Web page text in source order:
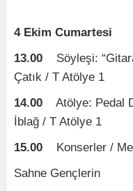
4 Ekim Cumartesi
13.00 Söyleşi:
Çatık / T Atölye 1
14.00 Atölye: Pedal
İblağ / T Atölye 1
15.00 Konserler /
Sahne Gençlerin